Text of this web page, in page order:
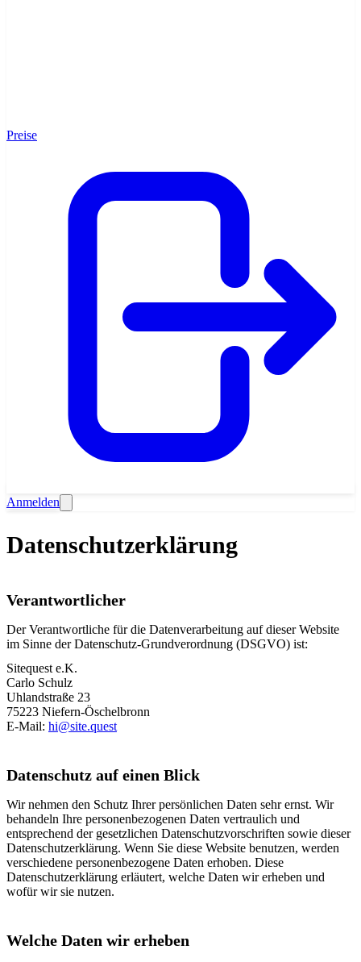
Preise
Anmelden
Datenschutzerklärung
Verantwortlicher
Der Verantwortliche für die Datenverarbeitung auf dieser Website
im Sinne der Datenschutz-Grundverordnung (DSGVO) ist:
Sitequest e.K.
Carlo Schulz
Uhlandstraße 23
75223 Niefern-Öschelbronn
E-Mail: hi@site.quest
Datenschutz auf einen Blick
Wir nehmen den Schutz Ihrer persönlichen Daten sehr ernst. Wir
behandeln Ihre personenbezogenen Daten vertraulich und
entsprechend der gesetzlichen Datenschutzvorschriften sowie dieser
Datenschutzerklärung. Wenn Sie diese Website benutzen, werden
verschiedene personenbezogene Daten erhoben. Diese
Datenschutzerklärung erläutert, welche Daten wir erheben und
wofür wir sie nutzen.
Welche Daten wir erheben